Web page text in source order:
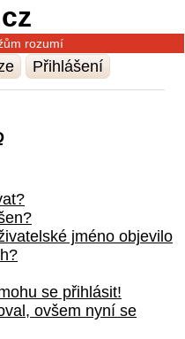
rozumí
Přihlášení
jméno objevilo
se přihlásit!
ovšem nyní se